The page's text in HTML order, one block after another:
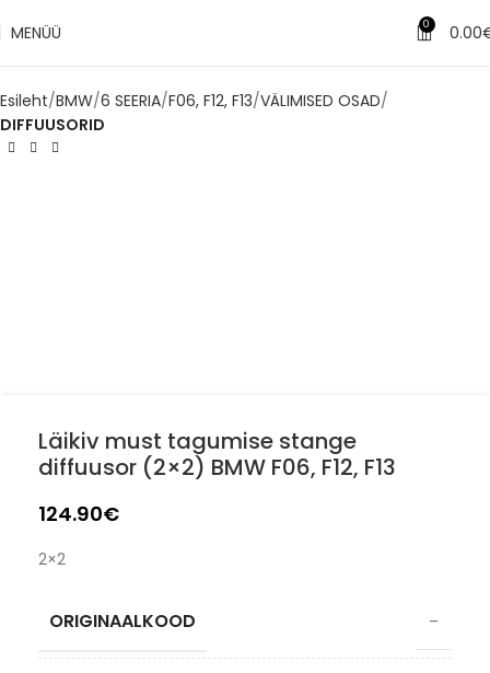
MENÜÜ 0 0.00
Esileht BMW 6 SEERIA F06, F12, F13 VÄLIMISED OSAD
DIFFUUSORID
Läikiv must tagumise stange
diffuusor (2×2) BMW F06, F12, F13
124.90€
2×2
ORIGINAALKOOD –